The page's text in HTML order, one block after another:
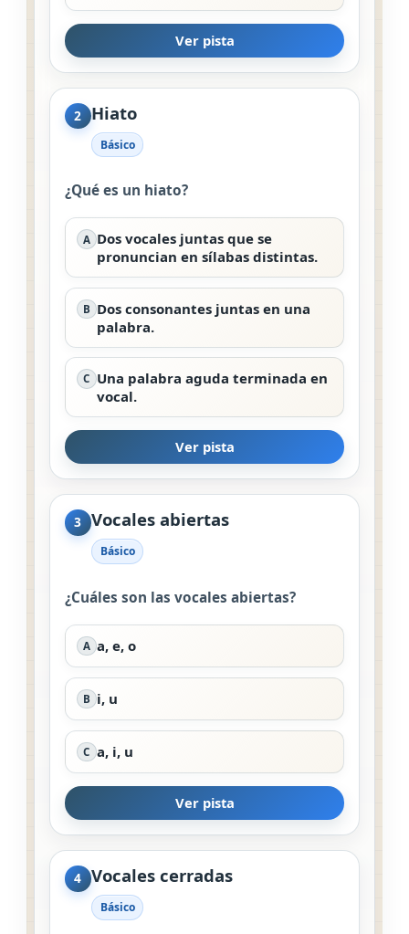
Ver pista
2 Hiato
Básico
¿Qué es un hiato?
A Dos vocales juntas que se
pronuncian en sílabas distintas.
B Dos consonantes juntas en una
palabra.
C Una palabra aguda terminada en
vocal.
Ver pista
3 Vocales abiertas
Básico
¿Cuáles son las vocales abiertas?
A a, e, o
B i, u
C a, i, u
Ver pista
4 Vocales cerradas
Básico